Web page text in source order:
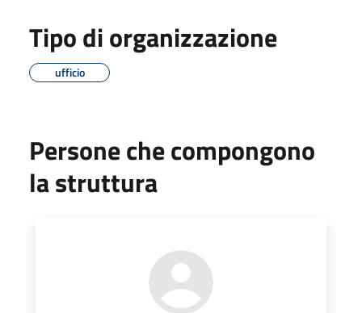
Tipo di organizzazione
ufficio
Persone che compongono
la struttura